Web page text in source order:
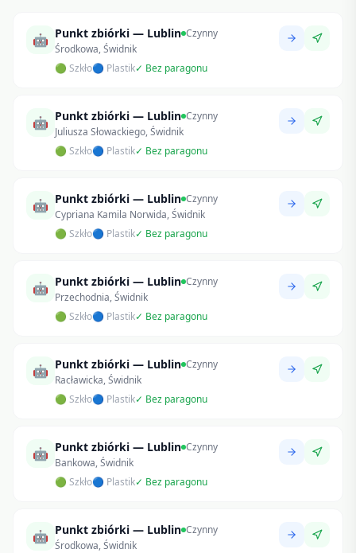
🤖 Punkt zbiórki — Lublin Czynny
Środkowa, Świdnik
🟢 Szkło🔵 Plastik✓ Bez paragonu
🤖 Punkt zbiórki — Lublin Czynny
Juliusza Słowackiego, Świdnik
🟢 Szkło🔵 Plastik✓ Bez paragonu
🤖 Punkt zbiórki — Lublin Czynny
Cypriana Kamila Norwida, Świdnik
🟢 Szkło🔵 Plastik✓ Bez paragonu
🤖 Punkt zbiórki — Lublin Czynny
Przechodnia, Świdnik
🟢 Szkło🔵 Plastik✓ Bez paragonu
🤖 Punkt zbiórki — Lublin Czynny
Racławicka, Świdnik
🟢 Szkło🔵 Plastik✓ Bez paragonu
🤖 Punkt zbiórki — Lublin Czynny
Bankowa, Świdnik
🟢 Szkło🔵 Plastik✓ Bez paragonu
🤖 Punkt zbiórki — Lublin Czynny
Środkowa, Świdnik